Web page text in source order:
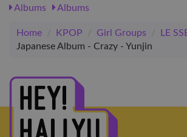
Albums
Albums
Home / KPOP / Girl Groups / LE
Japanese Album - Crazy - Yunjin